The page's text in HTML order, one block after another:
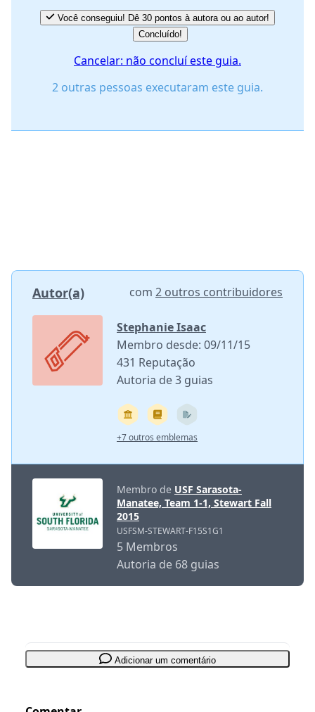
Você conseguiu! Dê 30 pontos à autora ou ao autor!
Concluído!
Cancelar: não concluí este guia.
2 outras pessoas executaram este guia.
Autor(a) com 2 outros contribuidores
Stephanie Isaac
Membro desde: 09/11/15
431 Reputação
Autoria de 3 guias
+7 outros emblemas
Membro de USF Sarasota-
Manatee, Team 1-1, Stewart Fall
2015
USFSM-STEWART-F15S1G1
5 Membros
Autoria de 68 guias
Adicionar um comentário